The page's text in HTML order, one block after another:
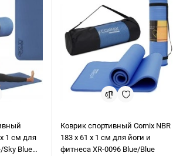
x 1 см для
Sky Blue
Коврик спортивный Cornix NBR
183 x 61 x 1 cм для йоги и
фитнеса XR-0096 Blue/Blue